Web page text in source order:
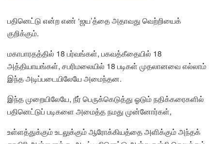
பதினெட்டு என்ற எண் ‘ஜய’த்தை அதாவது வெற்றியைக்
குறிக்கும்.
மகாபாரதத்தில் 18 பர்வங்கள், பகவத்கீதையில் 18
அத்தியாயங்கள், சபரிமலையில் 18 படிகள் முதலானவை எல்லாம்
இந்த அடிப்படையிலேயே அமைந்தன.
இந்த முறையிலேயே, நீர் பெருக்கெடுத்து ஓடும் நதிக்கரைகளில்
பதினெட்டுப் படிகளை அமைத்த நமது முன்னோர்கள்,
உள்ளத்துக்கும் உடலுக்கும் ஆரோக்கியத்தை அளிக்கும் அந்தக்